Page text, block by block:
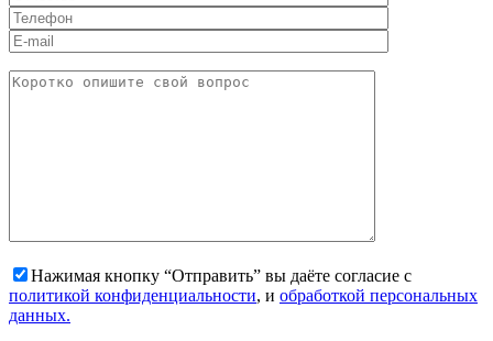
Нажимая кнопку “Отправить” вы даёте согласие с
политикой конфиденциальности, и обработкой персональных
данных.